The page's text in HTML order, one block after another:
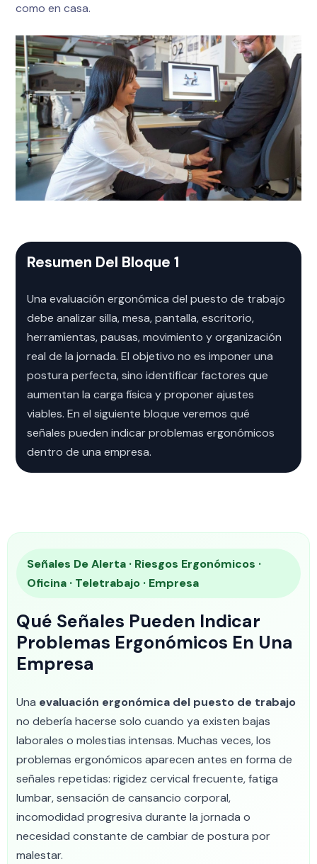
como en casa.
Resumen Del Bloque 1
Una evaluación ergonómica del puesto de trabajo
debe analizar silla, mesa, pantalla, escritorio,
herramientas, pausas, movimiento y organización
real de la jornada. El objetivo no es imponer una
postura perfecta, sino identificar factores que
aumentan la carga física y proponer ajustes
viables. En el siguiente bloque veremos qué
señales pueden indicar problemas ergonómicos
dentro de una empresa.
Señales De Alerta · Riesgos Ergonómicos ·
Oficina · Teletrabajo · Empresa
Qué Señales Pueden Indicar
Problemas Ergonómicos En Una
Empresa
Una evaluación ergonómica del puesto de trabajo
no debería hacerse solo cuando ya existen bajas
laborales o molestias intensas. Muchas veces, los
problemas ergonómicos aparecen antes en forma de
señales repetidas: rigidez cervical frecuente, fatiga
lumbar, sensación de cansancio corporal,
incomodidad progresiva durante la jornada o
necesidad constante de cambiar de postura por
malestar.